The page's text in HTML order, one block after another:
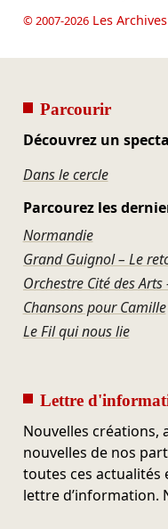
© 2007-2026Les
Parcourir
Découvrez un
Dans le cercle
Parcourez les
Normandie
Grand Guignol – Le
Orchestre Cité des
Chansons pour Camille
Le Fil qui nous lie
Lettre
Nouvelles créations,
nouvelles de nos
toutes ces actualités
lettre d’information.